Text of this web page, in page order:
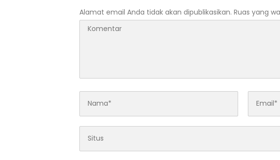
Alamat email Anda tidak akan dipublikasikan. Ruas yang